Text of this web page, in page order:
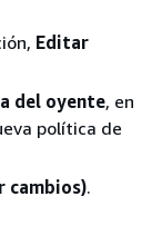
Editar
del oyente, en
política de
cambios).